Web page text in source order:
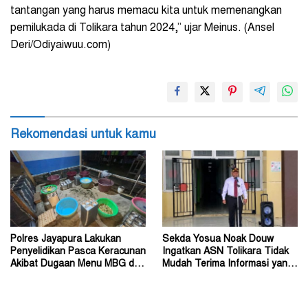
tantangan yang harus memacu kita untuk memenangkan
pemilukada di Tolikara tahun 2024,” ujar Meinus. (Ansel
Deri/Odiyaiwuu.com)
Rekomendasi untuk kamu
Polres Jayapura Lakukan
Penyelidikan Pasca Keracunan
Akibat Dugaan Menu MBG di
Sekda Yosua Noak Douw
Ingatkan ASN Tolikara Tidak
Mudah Terima Informasi yang